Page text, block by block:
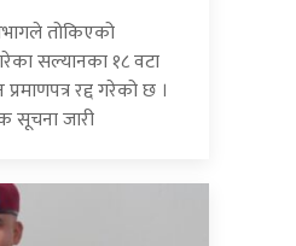
तोकिएको
सल्यानका १८ वटा
रद्द गरेको छ ।
सूचना जारी